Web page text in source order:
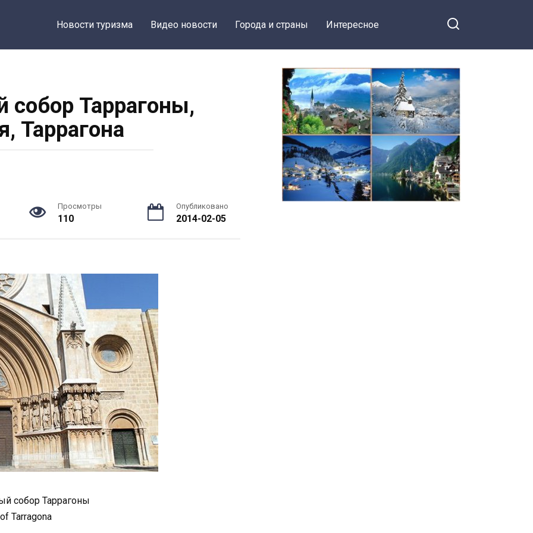
Новости туризма Видео новости Города и страны Интересное
Таррагоны,
Таррагона
Просмотры
110
Опубликовано
2014-02-05
собор Таррагоны
Tarragona